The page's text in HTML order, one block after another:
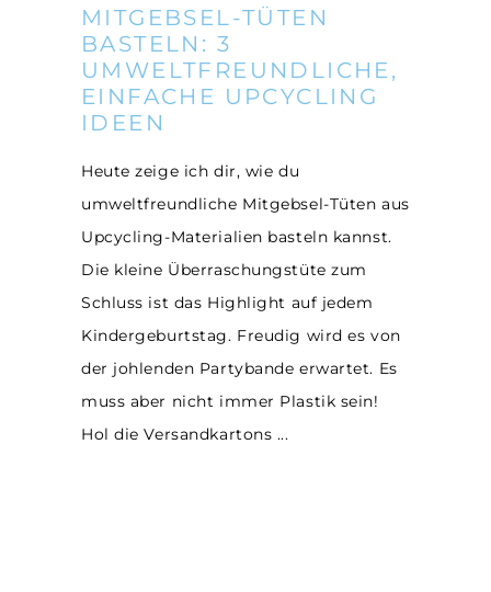
MITGEBSEL-TÜTEN
BASTELN: 3
UMWELTFREUNDLICHE,
EINFACHE UPCYCLING
IDEEN
Heute zeige ich dir, wie du
umweltfreundliche Mitgebsel-Tüten aus
Upcycling-Materialien basteln kannst.
Die kleine Überraschungstüte zum
Schluss ist das Highlight auf jedem
Kindergeburtstag. Freudig wird es von
der johlenden Partybande erwartet. Es
muss aber nicht immer Plastik sein!
Hol die Versandkartons